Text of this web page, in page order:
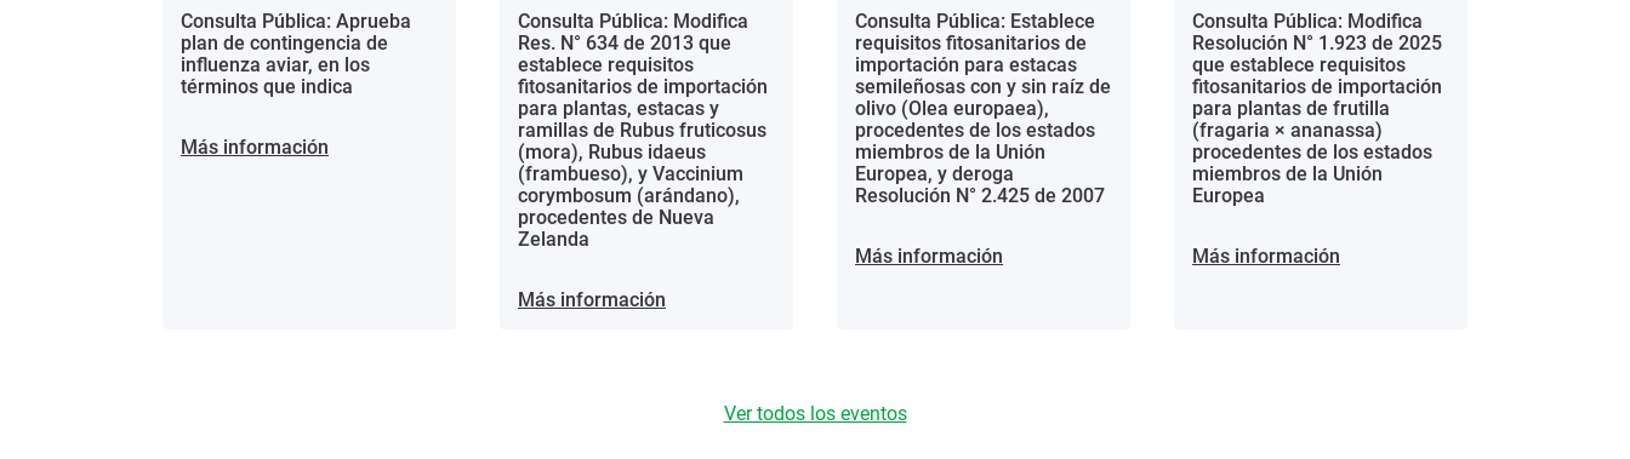
Consulta Pública: Aprueba
plan de contingencia de
influenza aviar, en los
términos que indica
Más información
Consulta Pública: Modifica
Res. N° 634 de 2013 que
establece requisitos
fitosanitarios de importación
para plantas, estacas y
ramillas de Rubus fruticosus
(mora), Rubus idaeus
(frambueso), y Vaccinium
corymbosum (arándano),
procedentes de Nueva
Zelanda
Más información
Consulta Pública: Establece
requisitos fitosanitarios de
importación para estacas
semileñosas con y sin raíz de
olivo (Olea europaea),
procedentes de los estados
miembros de la Unión
Europea, y deroga
Resolución N° 2.425 de 2007
Más información
Consulta Pública: Modifica
Resolución N° 1.923 de 2025
que establece requisitos
fitosanitarios de importación
para plantas de frutilla
(fragaria × ananassa)
procedentes de los estados
miembros de la Unión
Europea
Más información
Ver todos los eventos